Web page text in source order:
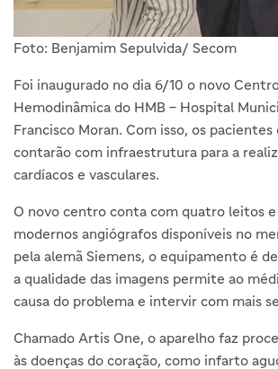
Foto: Benjamim Sepulvida/ Secom
Foi inaugurado no dia 6/10 o novo
Hemodinâmica do HMB – Hospital
Francisco Moran. Com isso, os pacientes
contarão com infraestrutura para a
cardíacos e vasculares.
O novo centro conta com quatro leitos e
modernos angiógrafos disponíveis no
pela alemã Siemens, o equipamento é
a qualidade das imagens permite ao
causa do problema e intervir com mais
Chamado Artis One, o aparelho faz
às doenças do coração, como infarto